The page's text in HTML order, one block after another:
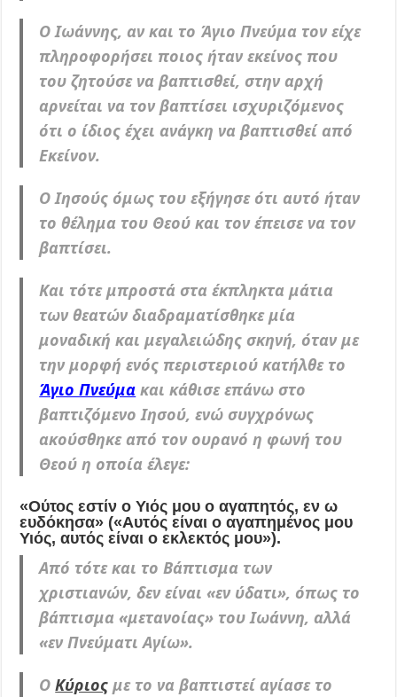
Ο Ιωάννης, αν και το Άγιο Πνεύμα τον είχε
πληροφορήσει ποιος ήταν εκείνος που
του ζητούσε να βαπτισθεί, στην αρχή
αρνείται να τον βαπτίσει ισχυριζόμενος
ότι ο ίδιος έχει ανάγκη να βαπτισθεί από
Εκείνον.
Ο Ιησούς όμως του εξήγησε ότι αυτό ήταν
το θέλημα του Θεού και τον έπεισε να τον
βαπτίσει.
Και τότε μπροστά στα έκπληκτα μάτια
των θεατών διαδραματίσθηκε μία
μοναδική και μεγαλειώδης σκηνή, όταν με
την μορφή ενός περιστεριού κατήλθε το
Άγιο Πνεύμα και κάθισε επάνω στο
βαπτιζόμενο Ιησού, ενώ συγχρόνως
ακούσθηκε από τον ουρανό η φωνή του
Θεού η οποία έλεγε:
«Ούτος εστίν ο Υιός μου ο αγαπητός, εν ω
ευδόκησα» («Αυτός είναι ο αγαπημένος μου
Υιός, αυτός είναι ο εκλεκτός μου»).
Από τότε και το Βάπτισμα των
χριστιανών, δεν είναι «εν ύδατι», όπως το
βάπτισμα «μετανοίας» του Ιωάννη, αλλά
«εν Πνεύματι Αγίω».
ΟΚύριος με το να βαπτιστεί αγίασε το